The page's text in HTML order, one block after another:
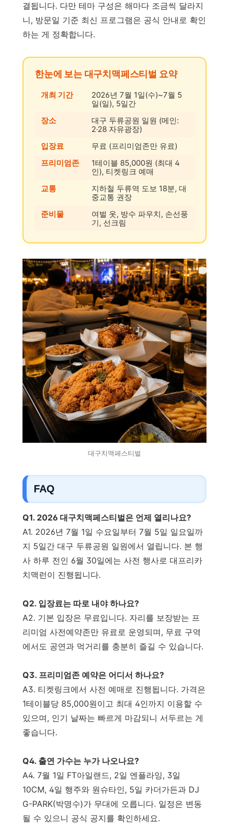
결됩니다. 다만 테마 구성은 해마다 조금씩 달라지
니, 방문일 기준 최신 프로그램은 공식 안내로 확인
하는 게 정확합니다.
한눈에 보는 대구치맥페스티벌 요약
개최 기간
2026년 7월 1일(수)~7월 5
일(일), 5일간
장소
대구 두류공원 일원 (메인:
2·28 자유광장)
입장료
무료 (프리미엄존만 유료)
프리미엄존
1테이블 85,000원 (최대 4
인), 티켓링크 예매
교통
지하철 두류역 도보 18분, 대
중교통 권장
준비물
여벌 옷, 방수 파우치, 손선풍
기, 선크림
대구치맥페스티벌
FAQ
Q1. 2026 대구치맥페스티벌은 언제 열리나요?
A1. 2026년 7월 1일 수요일부터 7월 5일 일요일까
지 5일간 대구 두류공원 일원에서 열립니다. 본 행
사 하루 전인 6월 30일에는 사전 행사로 대프리카
치맥런이 진행됩니다.
Q2. 입장료는 따로 내야 하나요?
A2. 기본 입장은 무료입니다. 자리를 보장받는 프
리미엄 사전예약존만 유료로 운영되며, 무료 구역
에서도 공연과 먹거리를 충분히 즐길 수 있습니다.
Q3. 프리미엄존 예약은 어디서 하나요?
A3. 티켓링크에서 사전 예매로 진행됩니다. 가격은
1테이블당 85,000원이고 최대 4인까지 이용할 수
있으며, 인기 날짜는 빠르게 마감되니 서두르는 게
좋습니다.
Q4. 출연 가수는 누가 나오나요?
A4. 7월 1일 FT아일랜드, 2일 엔플라잉, 3일
10CM, 4일 행주와 원슈타인, 5일 카더가든과 DJ
G-PARK(박명수)가 무대에 오릅니다. 일정은 변동
될 수 있으니 공식 공지를 확인하세요.